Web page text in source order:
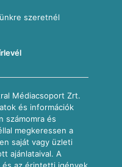
szeretnél
Médiacsoport Zrt.
és információk
számomra és
megkeressen a
saját vagy üzleti
ajánlataival. A
és az érintetti igények